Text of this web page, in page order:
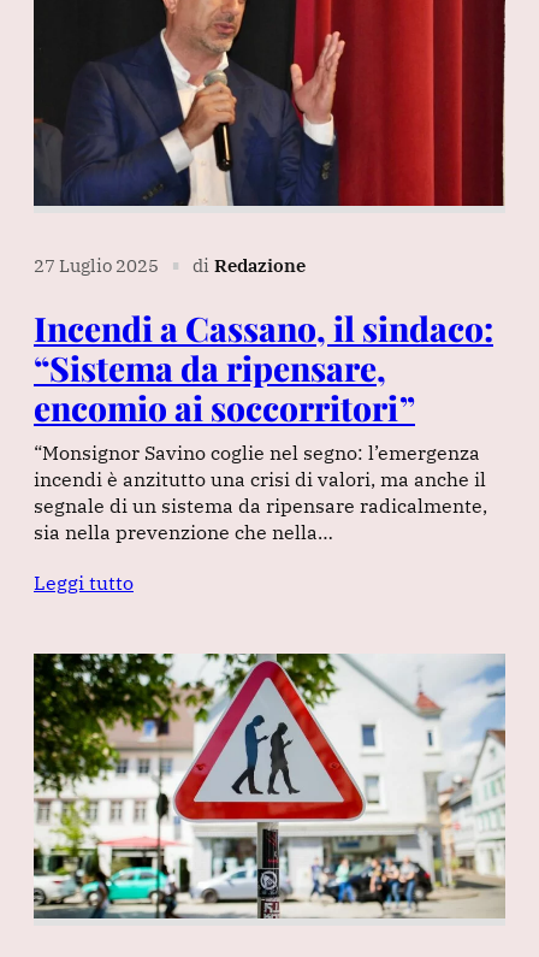
27 Luglio 2025 ∎ di Redazione
Incendi a Cassano, il sindaco:
“Sistema da ripensare,
encomio ai soccorritori”
“Monsignor Savino coglie nel segno: l’emergenza
incendi è anzitutto una crisi di valori, ma anche il
segnale di un sistema da ripensare radicalmente,
sia nella prevenzione che nella…
Leggi tutto